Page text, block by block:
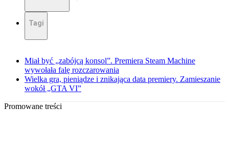
Tagi
Miał być „zabójcą konsol”. Premiera Steam Machine
wywołała falę rozczarowania
Wielka gra, pieniądze i znikająca data premiery. Zamieszanie
wokół „GTA VI”
Promowane treści